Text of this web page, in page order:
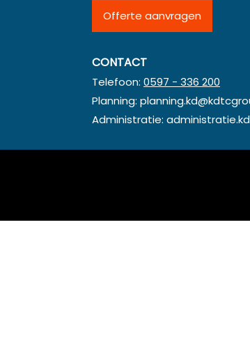
Offerte aanvragen
CONTACT
Telefoon: 0597 - 336 200
Planning:
Administratie: